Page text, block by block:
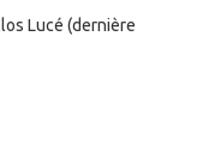
Lucé (dernière